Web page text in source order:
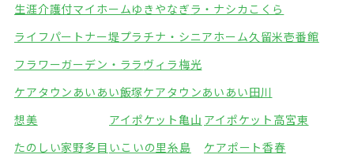
生涯介護付マイホームゆきやなぎラ・ナシカこくら
ライフパートナー堤プラチナ・シニアホーム久留米壱番館
フラワーガーデン・ララ ヴィラ梅光
ケアタウンあいあい飯塚ケアタウンあいあい田川
想美
アイポケット亀山 アイポケット高宮東
たのしい家野多目 いこいの里糸島
ケアポート香春